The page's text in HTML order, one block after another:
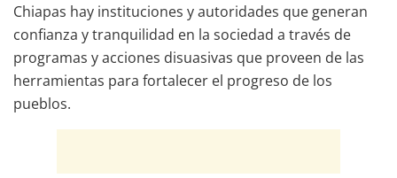
Chiapas hay instituciones y autoridades que generan
confianza y tranquilidad en la sociedad a través de
programas y acciones disuasivas que proveen de las
herramientas para fortalecer el progreso de los
pueblos.